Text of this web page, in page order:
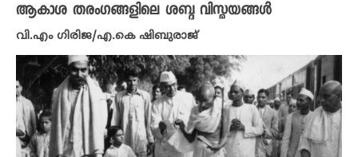
ആകാശ തരംഗങ്ങളിലെ ശബ്ദ വിസ്മയങ്ങൾ
വി.എം ​ഗിരിജ/എ.കെ ഷിബുരാജ്